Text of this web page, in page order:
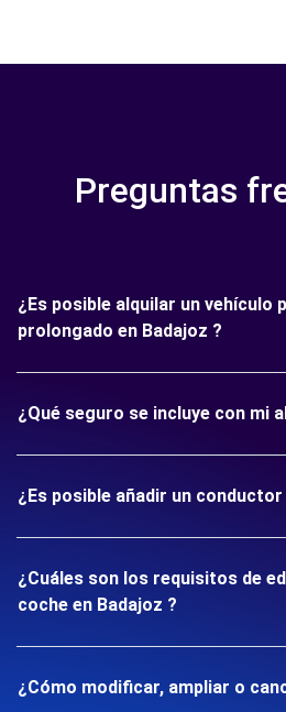
Preguntas
¿Es posible alquilar un vehículo
prolongado en Badajoz ?
¿Qué seguro se incluye con mi
¿Es posible añadir un
¿Cuáles son los requisitos de
coche en Badajoz ?
¿Cómo modificar, ampliar o